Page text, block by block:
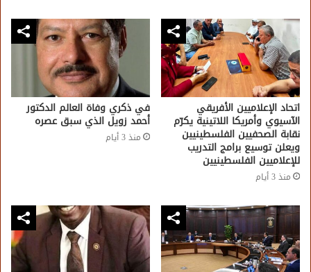
اتحاد الإعلاميين الأفريقي
الآسيوي وأمريكا اللاتينية يكرّم
نقابة الصحفيين الفلسطينيين
ويعلن توسيع برامج التدريب
للإعلاميين الفلسطينيين
منذ 3 أيام
في ذكري وفاة العالم الدكتور
أحمد زويل الذي سبق عصره
منذ 3 أيام